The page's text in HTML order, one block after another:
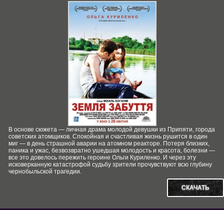
В основе сюжета ― личная драма молодой девушки из Припяти, города
советских атомщиков. Спокойная и счастливая жизнь рушится в один
миг ― в день страшной аварии на атомном реакторе. Потеря близких,
паника и ужас, безвозвратно ушедшая молодость и красота, болезни ―
все это довелось пережить героине Ольги Куриленко. И через эту
исковерканную катастрофой судьбу зрители прочувствуют всю глубину
чернобыльской трагедии.
СКАЧАТЬ